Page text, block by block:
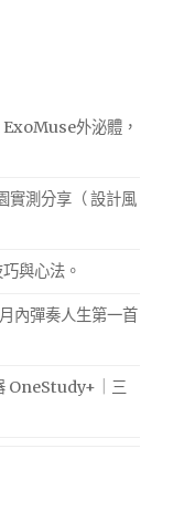
外泌體，
實測分享（ 設計風
與心法。
內彈奏人生第一首
OneStudy+｜三